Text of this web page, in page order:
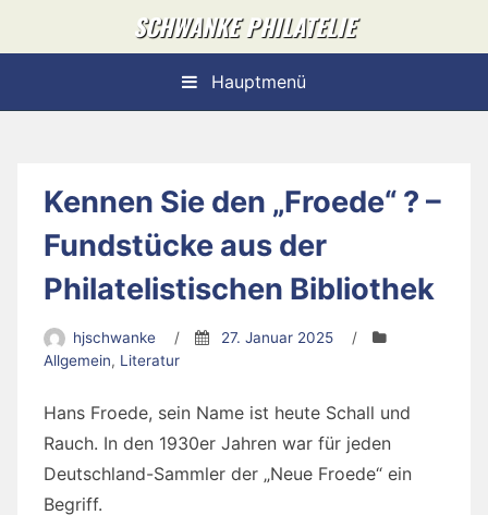
SCHWANKE PHILATELIE
Hauptmenü
Bulletin
Kennen Sie den „Froede“ ? –
Fundstücke aus der
Philatelistischen Bibliothek
hjschwanke / 27. Januar 2025
/
Allgemein, Literatur
Hans Froede, sein Name ist heute Schall und
Rauch. In den 1930er Jahren war für jeden
Deutschland-Sammler der „Neue Froede“ ein
Begriff.